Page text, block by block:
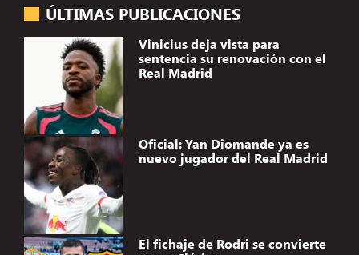
ÚLTIMAS PUBLICACIONES
Vinicius deja vista para
sentencia su renovación con el
Real Madrid
Oficial: Yan Diomande ya es
nuevo jugador del Real Madrid
El fichaje de Rodri se convierte